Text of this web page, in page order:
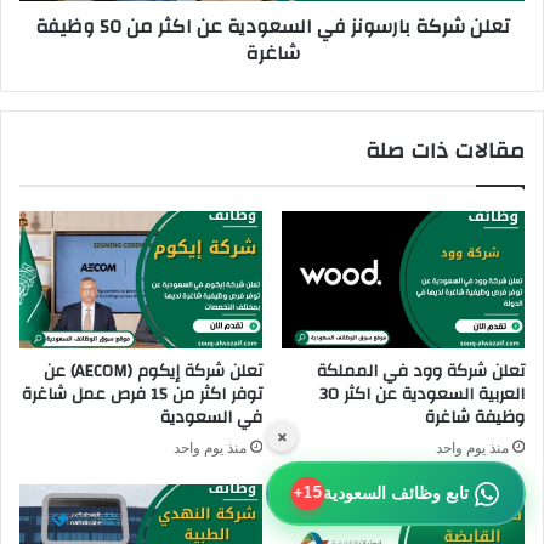
ع
ا
ر
ن
3
0
و
ظ
ي
ف
ة
ش
ا
ز
س
ع
و
ي
ع
ن
ا
ك
تعلن شركة بارسونز في السعودية عن اكثر من 50 وظيفة
شاغرة
مقالات ذات صلة
تعلن شركة وود في المملكة
العربية السعودية عن اكثر 30
وظيفة شاغرة
منذ يوم واحد
تعلن شركة إيكوم (AECOM) عن
توفر اكثر من 15 فرص عمل شاغرة
في السعودية
منذ يوم واحد
×
تابع وظائف السعودية15+